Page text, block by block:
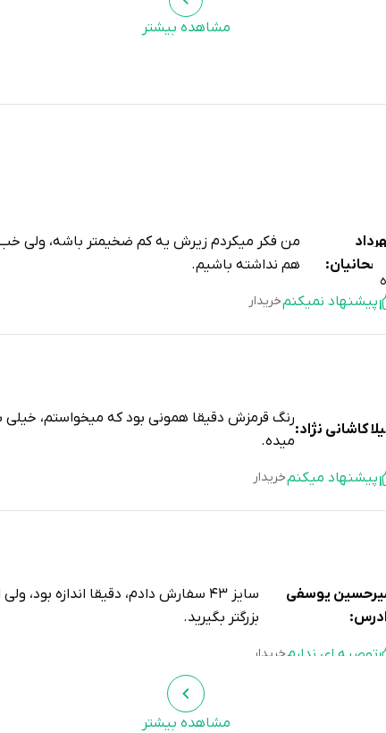
مشاهده بیشتر
من فکر میکردم زیرش یه کم ضخیمتر باشه، ولی خب
هم نداشته باشیم.
پیشنهاد نمیکنمخریدار
کاشانی نژاد:
رنگ قرمزش دقیقا همونی بود که میخواستم،
میده.
پیشنهاد میکنمخریدار
یوسفی
سایز ۴۳ سفارش دادم، دقیقا اندازه
بزرگتر بگیرید.
توصیه ای ندارمخریدار
مشاهده بیشتر